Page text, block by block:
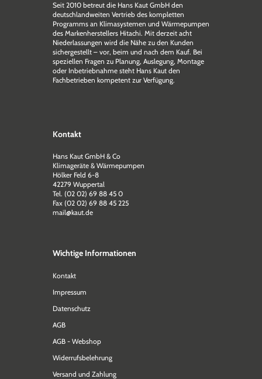
Seit 2010 betreut die Hans Kaut GmbH den
deutschlandweiten Vertrieb des kompletten
Programms an Klimasystemen und Wärmepumpen
des Markenherstellers Hitachi. Mit derzeit acht
Niederlassungen wird die Nähe zu den Kunden
sichergestellt – vor, beim und nach dem Kauf. Bei
speziellen Fragen zu Planung, Auslegung, Montage
oder Inbetriebnahme steht Hans Kaut den
Fachbetrieben kompetent zur Verfügung.
Kontakt
Hans Kaut GmbH & Co
Klimageräte & Wärmepumpen
Hölker Feld 6-8
42279 Wuppertal
Tel. (02 02) 69 88 45 0
Fax (02 02) 69 88 45 225
mail@kaut.de
Wichtige Informationen
Kontakt
Impressum
Datenschutz
AGB
AGB - Webshop
Widerrufsbelehrung
Versand und Zahlung